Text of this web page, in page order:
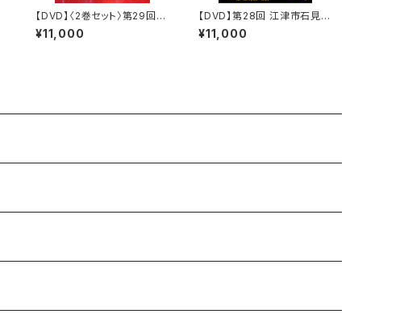
【DVD】〈2巻セット〉第29回
江津市石見神楽大会（江津市
石見神楽連絡協議会三十周
¥11,000
【DVD】第28回 江津市石見神
楽大会（2024年）〈上下2巻セ
ット〉
¥11,000